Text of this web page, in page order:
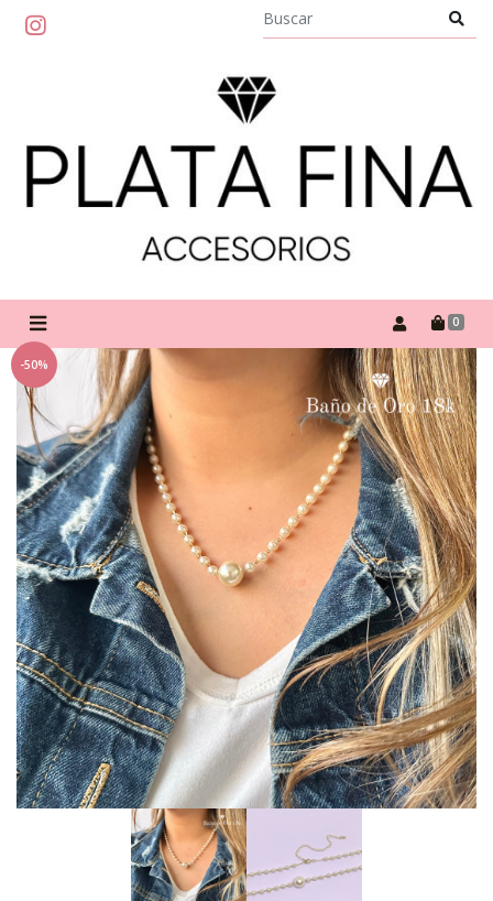
0
-50%